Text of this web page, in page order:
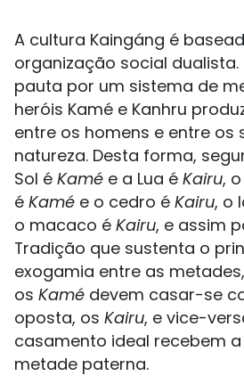
A cultura Kaingáng é
organização social
pauta por um sistema de
heróis Kamé e Kanhru
entre os homens e entre os
natureza. Desta forma,
Sol é Kamé e a Lua é Kairu,
é Kamé e o cedro é Kairu, o
o macaco é Kairu, e assim
Tradição que sustenta o
exogamia entre as
os Kamé devem casar-se
oposta, os Kairu, e vice-
casamento ideal recebem
metade paterna.